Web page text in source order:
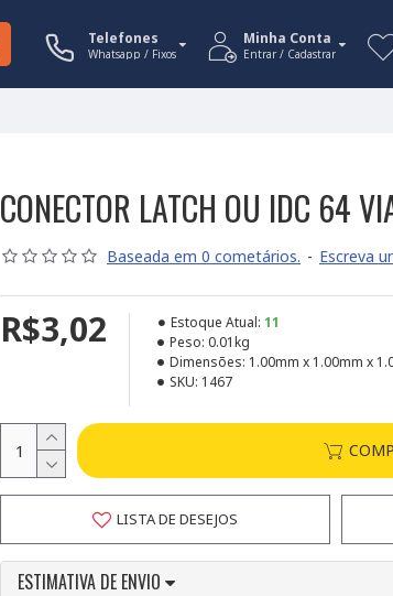
Telefones
Whatsapp / Fixos
Minha Conta
Entrar / Cadastrar
CONECTOR LATCH OU IDC 64
Baseada em 0 cometários. - Escreva
R$3,02 Estoque Atual: 11
Peso: 0.01kg
Dimensões: 1.00mm x 1.00mm x
SKU: 1467
LISTA DE DESEJOS
ESTIMATIVA DE ENVIO